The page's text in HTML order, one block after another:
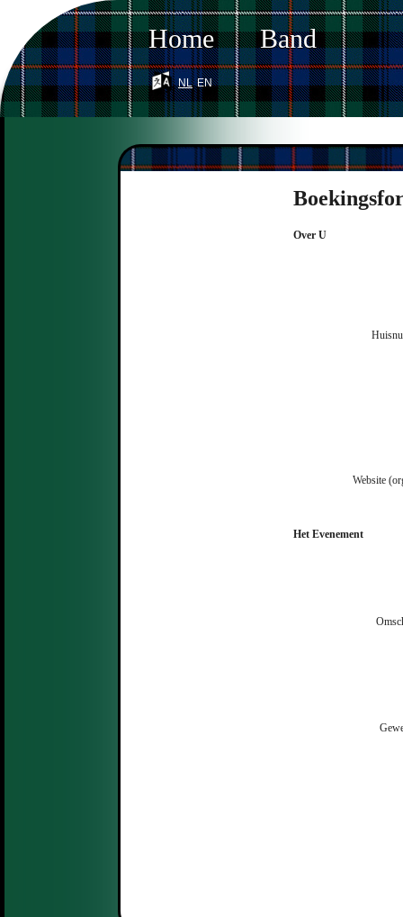
Home Band
nl en
Over U
Website
Het Evenement